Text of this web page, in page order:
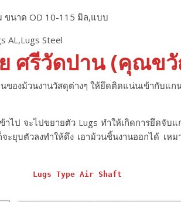
ขนาด OD 10-115 มิล,แบบ
AL,Lugs Steel
รีวัดปาน (คุณขวั
ของม้วนงานวัสดุต่างๆ ให้ยึดติดแน่นเข้ากับแ
จะไปขยายตัว Lugs ทําให้เกิดการยึดจับ
ยุบตัวลงทําให้ดึง เอาม้วนชิ้นงานออกได้ เ
Lugs Type Air Shaft